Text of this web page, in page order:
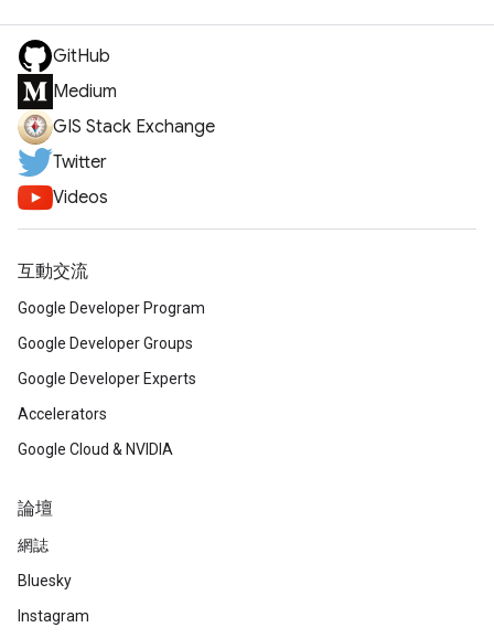
GitHub
Medium
GIS Stack Exchange
Twitter
Videos
互動交流
Google Developer Program
Google Developer Groups
Google Developer Experts
Accelerators
Google Cloud & NVIDIA
論壇
網誌
Bluesky
Instagram